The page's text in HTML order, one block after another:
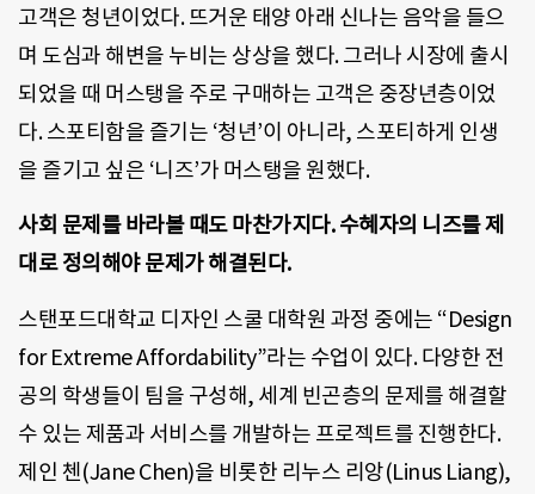
고객은 청년이었다. 뜨거운 태양 아래 신나는 음악을 들으
며 도심과 해변을 누비는 상상을 했다. 그러나 시장에 출시
되었을 때 머스탱을 주로 구매하는 고객은 중장년층이었
다. 스포티함을 즐기는 ‘청년’이 아니라, 스포티하게 인생
을 즐기고 싶은 ‘니즈’가 머스탱을 원했다.
사회 문제를 바라볼 때도 마찬가지다. 수혜자의 니즈를 제
대로 정의해야 문제가 해결된다.
스탠포드대학교 디자인 스쿨 대학원 과정 중에는 “Design
for Extreme Affordability”라는 수업이 있다. 다양한 전
공의 학생들이 팀을 구성해, 세계 빈곤층의 문제를 해결할
수 있는 제품과 서비스를 개발하는 프로젝트를 진행한다.
제인 첸(Jane Chen)을 비롯한 리누스 리앙(Linus Liang),